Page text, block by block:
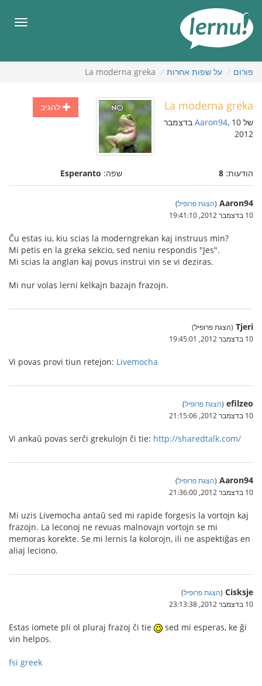
העניינים
פורום על שפות אחרות La moderna greka
להגיב La moderna greka
של Aaron94 , 10 בדצמבר
2012
הודעות: 8 שפה: Esperanto
Aaron94
(הצגת פרופיל)
10 בדצמבר 2012, 19:41:10
Ĉu estas iu, kiu scias la moderngrekan kaj instruus min?
Mi petis en la greka sekcio, sed neniu respondis "Jes".
Mi scias la anglan kaj povus instrui vin se vi deziras.
Mi nur volas lerni kelkajn bazajn frazojn.
Tjeri (הצגת פרופיל)
10 בדצמבר 2012, 19:45:01
Vi povas provi tiun retejon: Livemocha
efilzeo
(הצגת פרופיל)
10 בדצמבר 2012, 21:15:06
Vi ankaŭ povas serĉi grekulojn ĉi tie: http://sharedtalk.com/
Aaron94
(הצגת פרופיל)
10 בדצמבר 2012, 21:36:00
Mi uzis Livemocha antaŭ sed mi rapide forgesis la vortojn kaj
frazojn. La leconoj ne revuas malnovajn vortojn se mi
memoras korekte. Se mi lernis la kolorojn, ili ne aspektiĝas en
aliaj leciono.
Cisksje
(הצגת פרופיל)
10 בדצמבר 2012, 23:13:38
Estas iomete pli ol pluraj frazoj ĉi tie
sed mi esperas, ke ĝi
vin helpos.
fsi greek